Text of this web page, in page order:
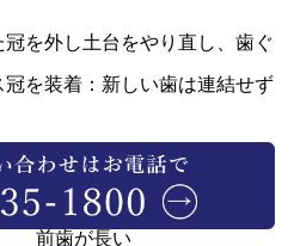
を外し土台をやり直し、歯ぐ
を装着：新しい歯は連結せず
60代 女性
前歯が長い